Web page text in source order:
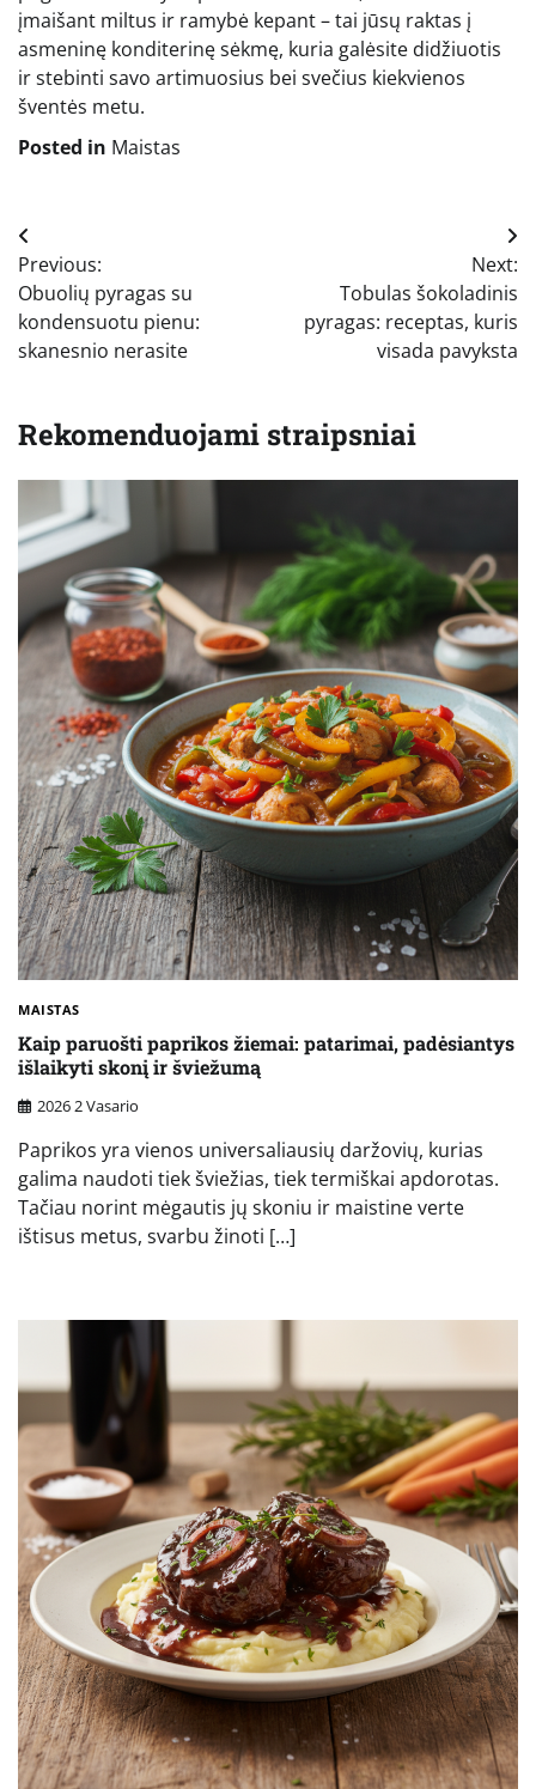
įmaišant miltus ir ramybė kepant – tai jūsų raktas į
asmeninę konditerinę sėkmę, kuria galėsite didžiuotis
ir stebinti savo artimuosius bei svečius kiekvienos
šventės metu.
Posted in Maistas
Navigacija
tarp
įrašų
Previous:
Obuolių pyragas su
kondensuotu pienu:
skanesnio nerasite
Next:
Tobulas šokoladinis
pyragas: receptas, kuris
visada pavyksta
Rekomenduojami straipsniai
MAISTAS
Kaip paruošti paprikos žiemai: patarimai, padėsiantys
išlaikyti skonį ir šviežumą
2026 2 Vasario
Paprikos yra vienos universaliausių daržovių, kurias
galima naudoti tiek šviežias, tiek termiškai apdorotas.
Tačiau norint mėgautis jų skoniu ir maistine verte
ištisus metus, svarbu žinoti […]